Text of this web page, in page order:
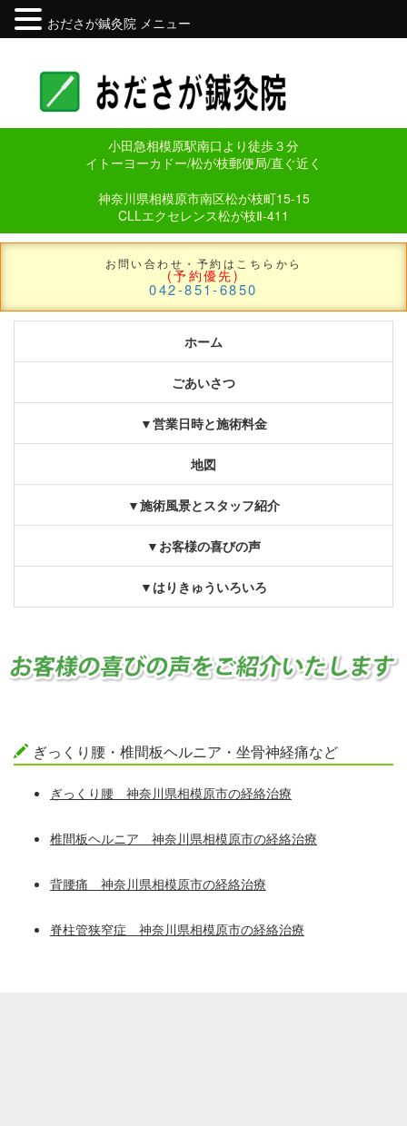
小田急相模原駅南口より徒歩３分
イトーヨーカドー/松が枝郵便局/直ぐ近く
神奈川県相模原市南区松が枝町15-15
CLLエクセレンス松が枝Ⅱ-411
お問い合わせ・予約はこちらから
(予約優先)
042-851-6850
ホーム
ごあいさつ
▼営業日時と施術料金
地図
▼施術風景とスタッフ紹介
▼お客様の喜びの声
▼はりきゅういろいろ
ぎっくり腰・椎間板ヘルニア・坐骨神経痛など
ぎっくり腰 神奈川県相模原市の経絡治療
椎間板ヘルニア 神奈川県相模原市の経絡治療
背腰痛 神奈川県相模原市の経絡治療
脊柱管狭窄症 神奈川県相模原市の経絡治療
おださが鍼灸院 メニュー